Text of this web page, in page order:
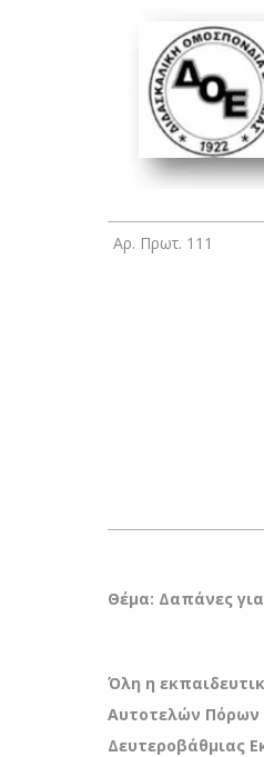
Αρ. Πρωτ. 111
Θέμα: Δαπάνες
Όλη η
Αυτοτελών Πόρων
Δευτεροβάθμιας